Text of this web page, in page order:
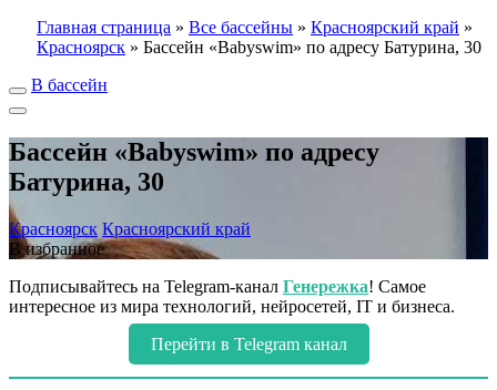
Главная страница » Все бассейны » Красноярский край »
Красноярск » Бассейн «Babyswim» по адресу Батурина, 30
В бассейн
Бассейн «Babyswim» по адресу
Батурина, 30
Красноярск Красноярский край
В избранное
Подписывайтесь на Telegram-канал Генережка! Самое
интересное из мира технологий, нейросетей, IT и бизнеса.
Перейти в Telegram канал